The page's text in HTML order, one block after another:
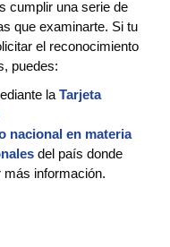
cumplir una serie de
que examinarte. Si tu
el reconocimiento
puedes:
la Tarjeta
nacional en materia
del país donde
más información.